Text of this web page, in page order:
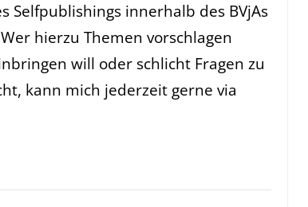
Selfpublishings innerhalb des BVjAs
hierzu Themen vorschlagen
will oder schlicht Fragen zu
kann mich jederzeit gerne via